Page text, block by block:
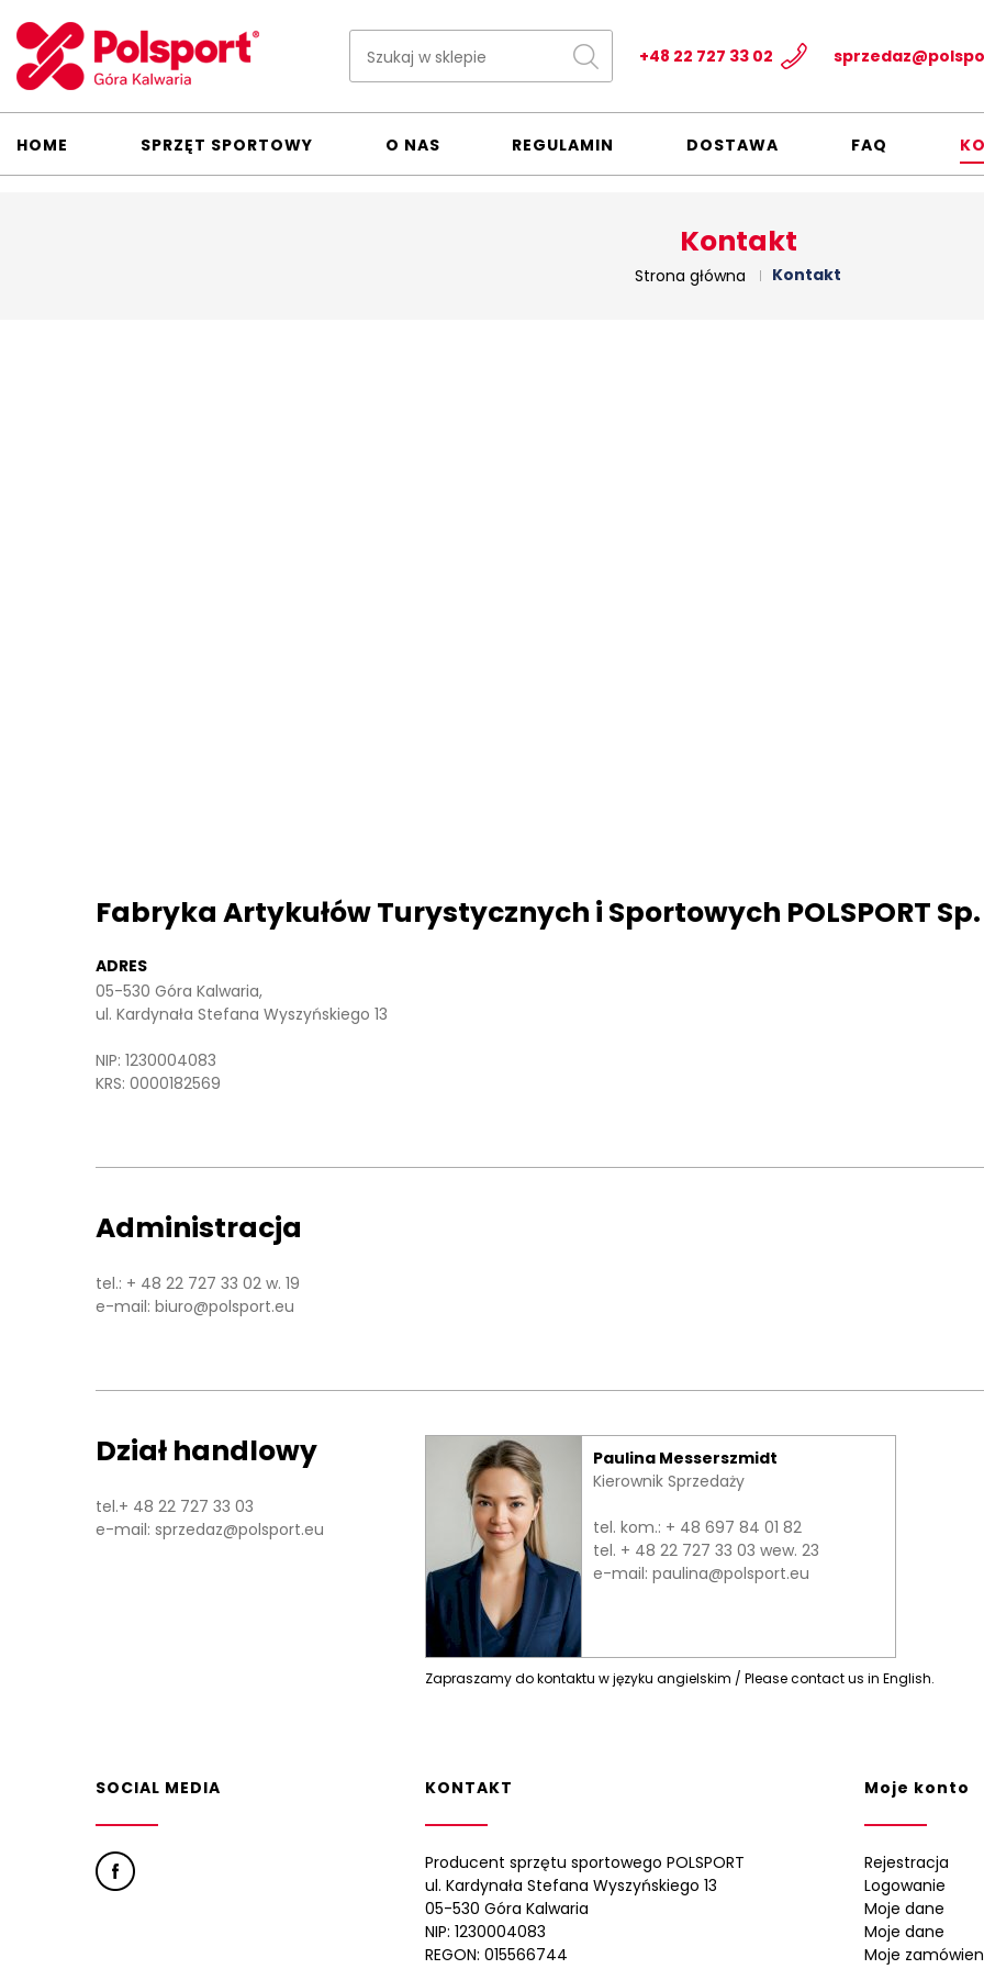
+48 22 727 33 02
HOME SPRZĘT SPORTOWY O NAS REGULAMIN DOSTAWA FAQ
Kontakt
Strona główna Kontakt
Fabryka Artykułów Turystycznych i Sportowych POLSPORT Sp.
ADRES
05-530 Góra Kalwaria,
ul. Kardynała Stefana Wyszyńskiego 13
NIP: 1230004083
KRS: 0000182569
Administracja
tel.: + 48 22 727 33 02 w. 19
e-mail: biuro@polsport.eu
Dział handlowy
tel.+ 48 22 727 33 03
e-mail: sprzedaz@polsport.eu
Paulina Messerszmidt
Kierownik Sprzedaży
tel. kom.: + 48 697 84 01 82
tel. + 48 22 727 33 03 wew. 23
e-mail: paulina@polsport.eu
Zapraszamy do kontaktu w języku angielskim / Please contact us in English.
SOCIAL MEDIA KONTAKT
Producent sprzętu sportowego POLSPORT
ul. Kardynała Stefana Wyszyńskiego 13
05-530 Góra Kalwaria
NIP: 1230004083
REGON: 015566744
Moje konto
Rejestracja
Logowanie
Moje dane
Moje dane
Moje